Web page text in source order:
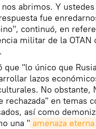
abrimos. Y
fue
continuó, en
militar de la OTAN
que "lo único que
lazos
No obstante,
rechazada" en temas
así como
una " amenaza eterna